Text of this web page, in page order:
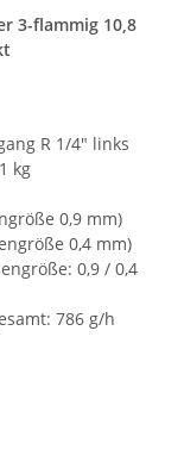
3-flammig 10,8
R 1/4" links
kg
0,9 mm)
0,4 mm)
0,9 / 0,4
786 g/h